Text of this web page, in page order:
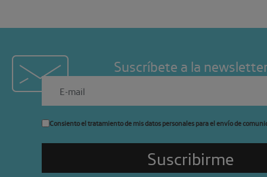
Suscríbete a la
Consiento el tratamiento de mis datos personales para el envío de